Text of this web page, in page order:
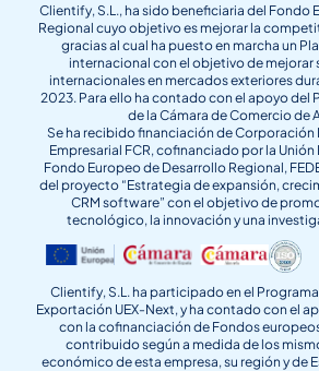
Clientify, S.L., ha sido beneficiaria del Fondo
Regional cuyo objetivo es mejorar la
gracias al cual ha puesto en marcha un
internacional con el objetivo de mejorar
internacionales en mercados exteriores
2023. Para ello ha contado con el apoyo del
de la Cámara de Comercio de
Se ha recibido financiación de Corporación
Empresarial FCR, cofinanciado por la Unión
Fondo Europeo de Desarrollo Regional,
del proyecto “Estrategia de expansión,
CRM software” con el objetivo de
tecnológico, la innovación y una
Clientify, S.L. ha participado en el
Exportación UEX-Next, y ha contado con el
con la cofinanciación de Fondos
contribuido según a medida de los
económico de esta empresa, su región y de